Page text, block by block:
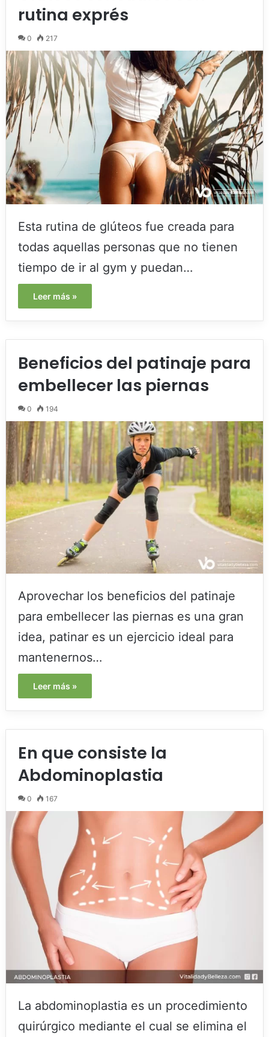
rutina exprés
0 217
Esta rutina de glúteos fue creada para
todas aquellas personas que no tienen
tiempo de ir al gym y puedan…
Leer más »
Beneficios del patinaje para
embellecer las piernas
0 194
Aprovechar los beneficios del patinaje
para embellecer las piernas es una gran
idea, patinar es un ejercicio ideal para
mantenernos…
Leer más »
En que consiste la
Abdominoplastia
0 167
La abdominoplastia es un procedimiento
quirúrgico mediante el cual se elimina el